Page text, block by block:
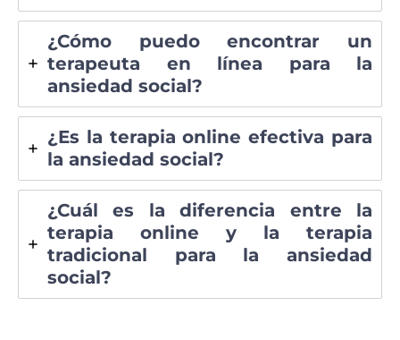
¿Cómo puedo encontrar un
terapeuta en línea para la
ansiedad social?
¿Es la terapia online efectiva para
la ansiedad social?
¿Cuál es la diferencia entre la
terapia online y la terapia
tradicional para la ansiedad
social?